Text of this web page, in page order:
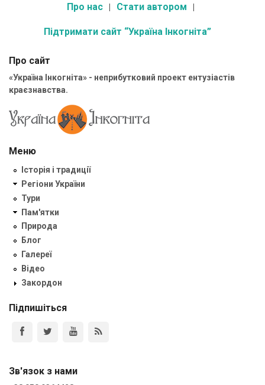
Про нас Стати автором
Підтримати сайт “Україна Інкогніта”
Про сайт
«Україна Інкогніта» - неприбутковий проект ентузіастів
краєзнавства.
Меню
Історія і традиції
Регіони України
Тури
Пам'ятки
Природа
Блог
Галереї
Відео
Закордон
Підпишіться
Зв'язок з нами